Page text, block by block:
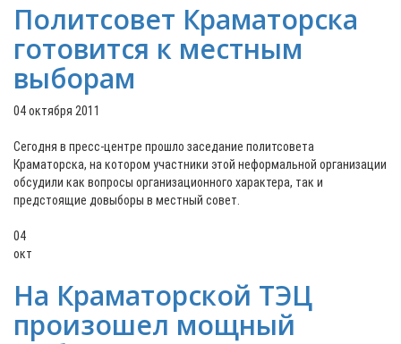
Политсовет Краматорска
готовится к местным
выборам
04 октября 2011
Сегодня в пресс-центре прошло заседание политсовета
Краматорска, на котором участники этой неформальной организации
обсудили как вопросы организационного характера, так и
предстоящие довыборы в местный совет.
04
окт
На Краматорской ТЭЦ
произошел мощный